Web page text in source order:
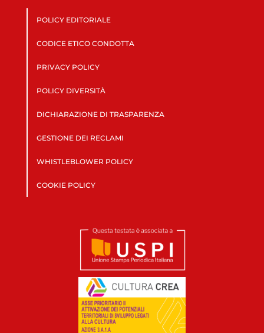
POLICY EDITORIALE
CODICE ETICO CONDOTTA
PRIVACY POLICY
POLICY DIVERSITÀ
DICHIARAZIONE DI TRASPARENZA
GESTIONE DEI RECLAMI
WHISTLEBLOWER POLICY
COOKIE POLICY